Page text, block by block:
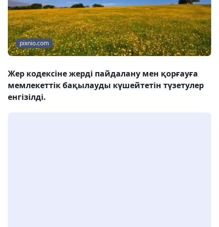
pixnio.com
Жер кодексіне жерді пайдалану мен қорғауға
мемлекеттік бақылауды күшейтетін түзетулер
енгізілді.